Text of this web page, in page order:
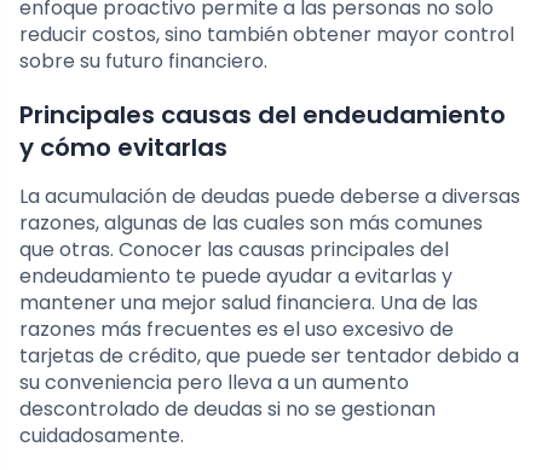
enfoque proactivo permite a las personas no solo
reducir costos, sino también obtener mayor control
sobre su futuro financiero.
Principales causas del endeudamiento
y cómo evitarlas
La acumulación de deudas puede deberse a diversas
razones, algunas de las cuales son más comunes
que otras. Conocer las causas principales del
endeudamiento te puede ayudar a evitarlas y
mantener una mejor salud financiera. Una de las
razones más frecuentes es el uso excesivo de
tarjetas de crédito, que puede ser tentador debido a
su conveniencia pero lleva a un aumento
descontrolado de deudas si no se gestionan
cuidadosamente.